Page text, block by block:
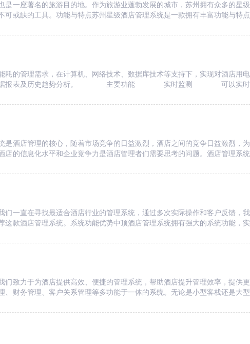
是一座著名的旅游目的地。作为旅游业蓬勃发展的城市，苏州拥有众多的星
可或缺的工具。功能与特点苏州星级酒店管理系统是一款拥有丰富功能与特
的管理需求，在计算机、网络技术、数据库技术等支持下，实现对酒店用
数据报表及历史趋势分析。 主要功能 实时监测 可以实时采集
酒店管理的核心，随着市场竞争的日益激烈，酒店之间的竞争日益激烈，
店的信息化水平和企业竞争力是酒店管理者们需要思考的问题。酒店管理系
们一直在寻找最适合酒店行业的管理系统，通过多次实际操作和客户反馈，
这款酒店管理系统。系统功能优势中顶酒店管理系统拥有强大的系统功能，
们致力于为酒店提供高效、便捷的管理系统，帮助酒店提升管理效率，提供
、财务管理、客户关系管理等多功能于一体的系统。无论是小型客栈还是大